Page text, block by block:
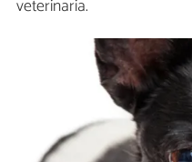
veterinaria.